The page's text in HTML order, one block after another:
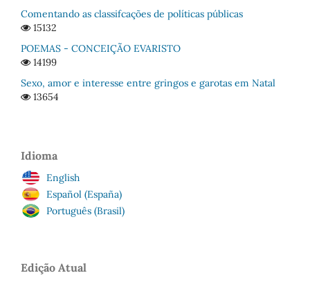
Comentando as classifcações de políticas públicas
15132
POEMAS - CONCEIÇÃO EVARISTO
14199
Sexo, amor e interesse entre gringos e garotas em Natal
13654
Idioma
English
Español (España)
Português (Brasil)
Edição Atual